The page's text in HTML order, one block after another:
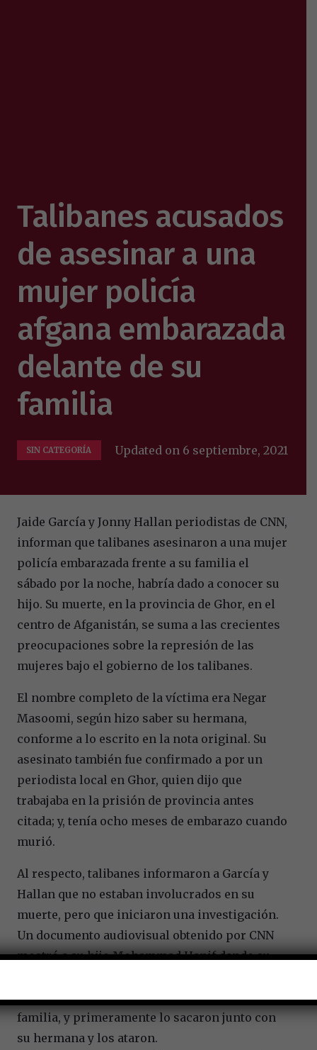
Talibanes acusados
​​de asesinar a una
mujer policía
afgana embarazada
delante de su
familia
SIN CATEGORÍA Updated on 6 septiembre, 2021
Jaide García y Jonny Hallan periodistas de CNN,
informan que talibanes asesinaron a una mujer
policía embarazada frente a su familia el
sábado por la noche, habría dado a conocer su
hijo. Su muerte, en la provincia de Ghor, en el
centro de Afganistán, se suma a las crecientes
preocupaciones sobre la represión de las
mujeres bajo el gobierno de los talibanes.
El nombre completo de la víctima era Negar
Masoomi, según hizo saber su hermana,
conforme a lo escrito en la nota original. Su
asesinato también fue confirmado a por un
periodista local en Ghor, quien dijo que
trabajaba en la prisión de provincia antes
citada; y, tenía ocho meses de embarazo cuando
murió.
Al respecto, talibanes informaron a García y
Hallan que no estaban involucrados en su
muerte, pero que iniciaron una investigación.
Un documento audiovisual obtenido por CNN
mostró a su hijo Mohammad Hanif dando su
talibanes entraron a la casa donde vive su
familia, y primeramente lo sacaron junto con
su hermana y los ataron.